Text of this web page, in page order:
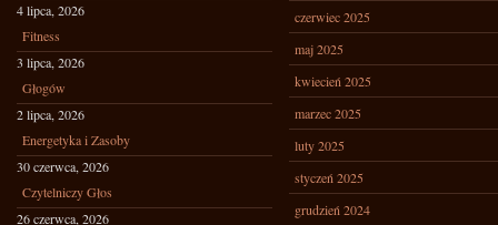
4 lipca, 2026
Fitness
3 lipca, 2026
Głogów
2 lipca, 2026
Energetyka i Zasoby
30 czerwca, 2026
Czytelniczy Głos
26 czerwca, 2026
czerwiec 2025
maj 2025
kwiecień 2025
marzec 2025
luty 2025
styczeń 2025
grudzień 2024